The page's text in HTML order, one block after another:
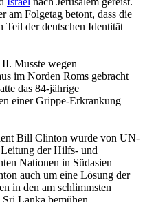
am Folgetag betont, dass die
Teil der deutschen Identität
Musste wegen
im Norden Roms gebracht
das 84-jährige
einer Grippe-Erkrankung
Bill Clinton wurde von UN-
der Hilfs- und
Nationen in Südasien
auch um eine Lösung der
in den am schlimmsten
Lanka bemühen.